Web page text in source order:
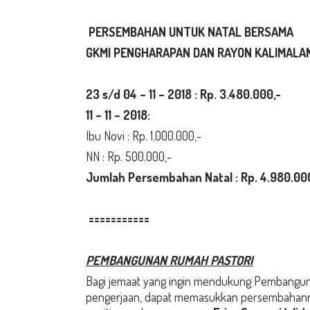
PERSEMBAHAN UNTUK NATAL BERSAMA
GKMI PENGHARAPAN DAN RAYON
23 s/d 04 – 11 – 2018 : Rp. 3.480.000,-
11 – 11 – 2018:
Ibu Novi : Rp. 1.000.000,-
NN : Rp. 500.000,-
Jumlah Persembahan Natal : Rp. 4.980
===========
PEMBANGUNAN RUMAH PASTORI
Bagi jemaat yang ingin mendukung
pengerjaan, dapat memasukkan